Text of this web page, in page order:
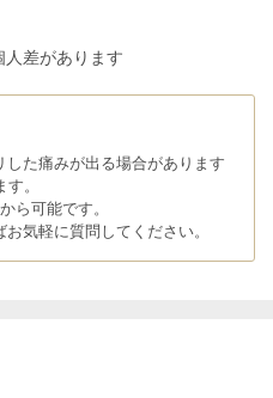
人差があります
た痛みが出る場合があります
。
ら可能です。
気軽に質問してください。